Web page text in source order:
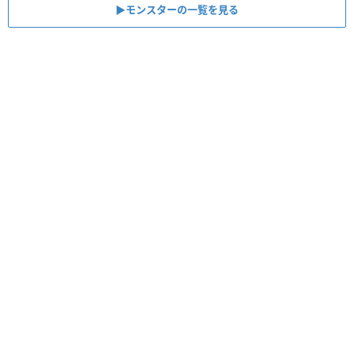
▶︎モンスターの一覧を見る